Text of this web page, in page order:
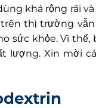
khá rộng rãi
thị trường
sức khỏe. Vì thế,
lượng. Xin mời